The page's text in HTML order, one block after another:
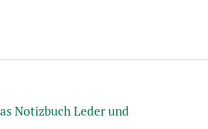
Notizbuch Leder und